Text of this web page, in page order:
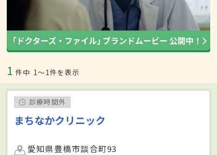
1 件中 1〜1件を表示
診療時間外
まちなかクリニック
愛知県豊橋市談合町93